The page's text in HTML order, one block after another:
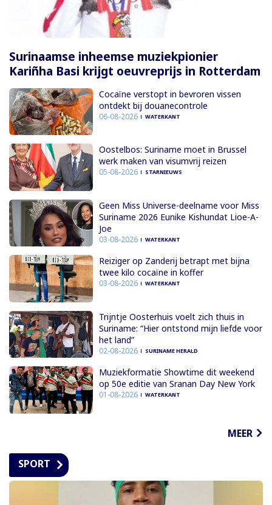
Surinaamse inheemse muziekpionier
Kariñha Basi krijgt oeuvreprijs in Rotterdam
Cocaïne verstopt in bevroren vissen
ontdekt bij douanecontrole
06-08-2026 WATERKANT
Oostelbos: Suriname moet in Brussel
werk maken van visumvrij reizen
05-08-2026 STARNIEUWS
Geen Miss Universe-deelname voor Miss
Suriname 2026 Eunike Kishundat Lioe-A-
Joe
03-08-2026 WATERKANT
Reiziger op Zanderij betrapt met bijna
twee kilo cocaïne in koffer
03-08-2026 WATERKANT
Trijntje Oosterhuis voelt zich thuis in
Suriname: “Hier ontstond mijn liefde voor
het land”
02-08-2026 SURINAME HERALD
Muziekformatie Showtime dit weekend
op 50e editie van Sranan Day New York
01-08-2026 WATERKANT
MEER
SPORT